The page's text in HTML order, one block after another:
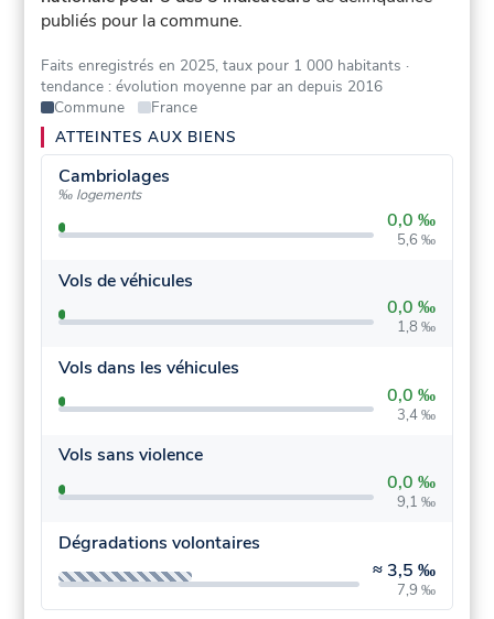
publiés pour la commune.
Faits enregistrés en 2025, taux pour 1 000 habitants ·
tendance : évolution moyenne par an depuis 2016
Commune
France
ATTEINTES AUX BIENS
Cambriolages
‰ logements
0,0 ‰
5,6 ‰
Vols de véhicules
0,0 ‰
1,8 ‰
Vols dans les véhicules
0,0 ‰
3,4 ‰
Vols sans violence
0,0 ‰
9,1 ‰
Dégradations volontaires
≈ 3,5 ‰
7,9 ‰